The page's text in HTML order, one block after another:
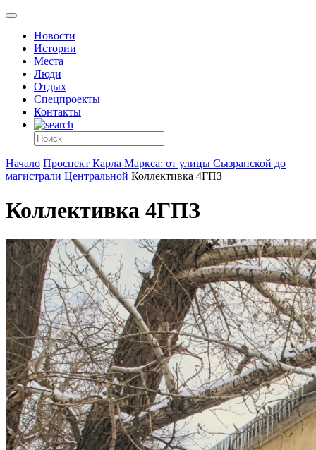
Новости
Истории
Места
Люди
Отдых
Спецпроекты
Контакты
Начало Проспект Карла Маркса: от улицы Сызранской до
магистрали Центральной Коллективка 4ГПЗ
Коллективка 4ГПЗ